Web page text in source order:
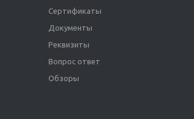
Сертификаты
Документы
Реквизиты
Вопрос ответ
Обзоры